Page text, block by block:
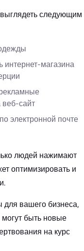
следующим
магазина
веб-сайт
электронной почте
людей нажимают
оптимизировать и
для вашего бизнеса,
быть новые
на курс